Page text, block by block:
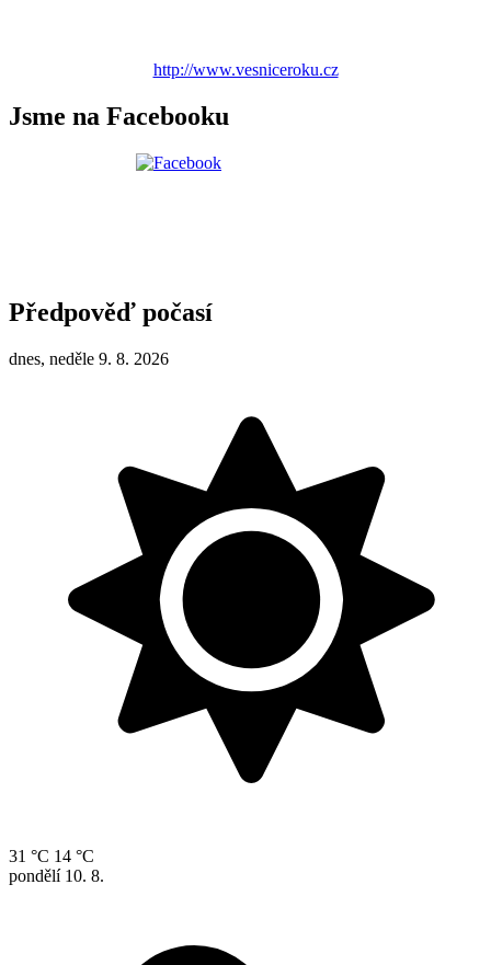
http://www.vesniceroku.cz
Jsme na Facebooku
Předpověď počasí
dnes, neděle 9. 8. 2026
31 °C 14 °C
pondělí 10. 8.